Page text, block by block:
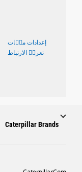
إعدادات ملٝات
تعريٝ الارتباط
Caterpillar Brands